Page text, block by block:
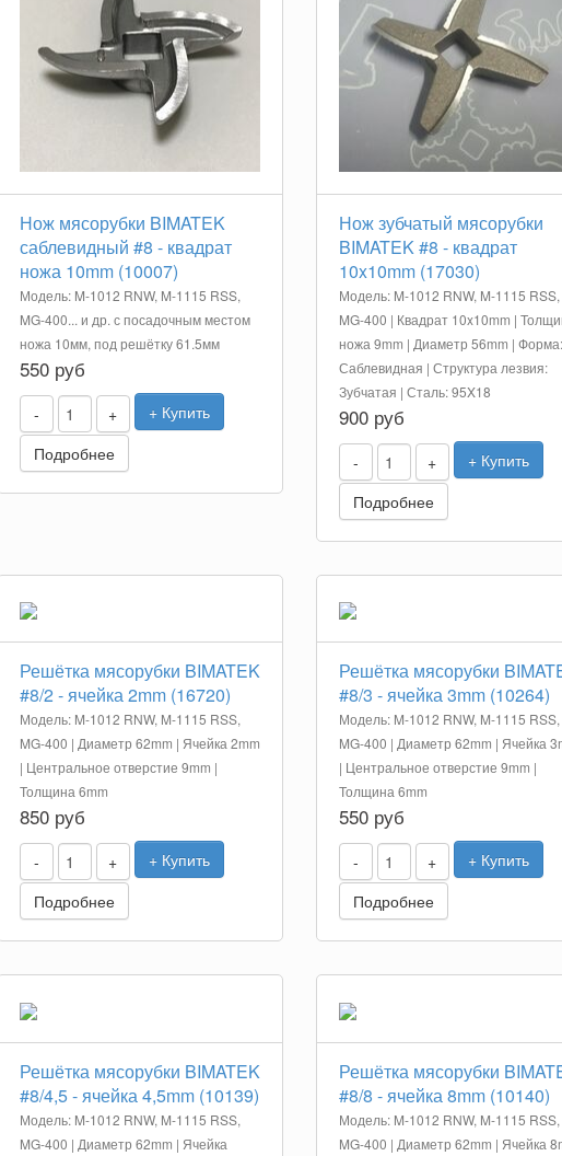
Нож мясорубки BIMATEK
саблевидный #8 - квадрат
ножа 10mm (10007)
Модель: M-1012 RNW, M-1115 RSS,
MG-400... и др. с посадочным местом
ножа 10мм, под решётку 61.5мм
550 руб
- +
+ Купить
Подробнее
Нож зубчатый мясорубки
BIMATEK #8 - квадрат
10x10mm (17030)
Модель: M-1012 RNW, M-1115 RSS,
MG-400 | Квадрат 10x10mm |
ножа 9mm | Диаметр 56mm | Форма:
Саблевидная | Структура лезвия:
Зубчатая | Сталь: 95X18
900 руб
- +
+ Купить
Подробнее
Решётка мясорубки BIMATEK
#8/2 - ячейка 2mm (16720)
Модель: M-1012 RNW, M-1115 RSS,
MG-400 | Диаметр 62mm | Ячейка 2mm
| Центральное отверстие 9mm |
Толщина 6mm
850 руб
- +
+ Купить
Подробнее
Решётка мясорубки
#8/3 - ячейка 3mm (10264)
Модель: M-1012 RNW, M-1115 RSS,
MG-400 | Диаметр 62mm | Ячейка
| Центральное отверстие 9mm |
Толщина 6mm
550 руб
- +
+ Купить
Подробнее
Решётка мясорубки BIMATEK
#8/4,5 - ячейка 4,5mm (10139)
Модель: M-1012 RNW, M-1115 RSS,
MG-400 | Диаметр 62mm | Ячейка
Решётка мясорубки
#8/8 - ячейка 8mm (10140)
Модель: M-1012 RNW, M-1115 RSS,
MG-400 | Диаметр 62mm | Ячейка